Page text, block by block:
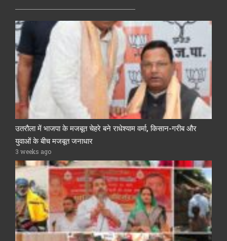
उतरौला में भाजपा के मजबूत चेहरे बने राधेश्याम वर्मा, किसान-गरीब और
युवाओं के बीच मजबूत जनाधार
3 weeks ago